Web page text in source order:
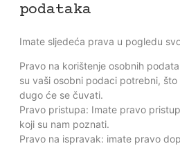
podataka
Imate sljedeća prava u pogledu
Pravo na korištenje osobnih
su vaši osobni podaci potrebni,
dugo će se čuvati.
Pravo pristupa: Imate pravo
koji su nam poznati.
Pravo na ispravak: imate pravo